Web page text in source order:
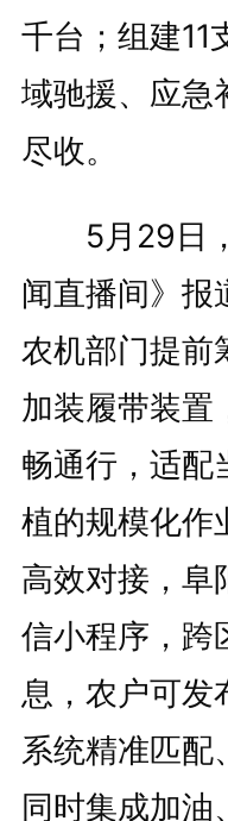
千台；组建11
域驰援、应急
尽收。
5月29日，
闻直播间》报
农机部门提前
加装履带装置
畅通行，适配
植的规模化作
高效对接，阜
信小程序，跨
息，农户可发
系统精准匹配
同时集成加油